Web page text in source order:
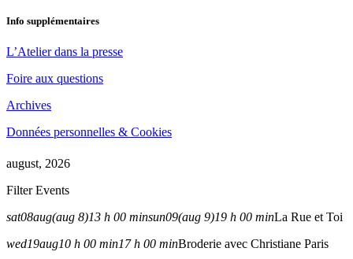
Info supplémentaires
L’Atelier dans la presse
Foire aux questions
Archives
Données personnelles & Cookies
august, 2026
Filter Events
sat08aug(aug 8)13 h 00 minsun09(aug 9)19 h 00 minLa Rue et Toi
wed19aug10 h 00 min17 h 00 minBroderie avec Christiane Paris